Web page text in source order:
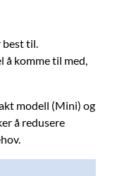
best til.
å komme til med,
modell (Mini) og
å redusere